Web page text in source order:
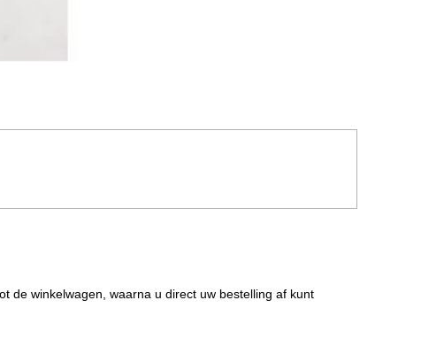
de winkelwagen, waarna u direct uw bestelling af kunt